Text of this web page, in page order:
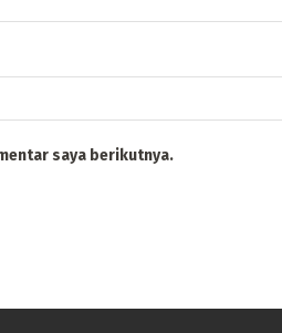
saya berikutnya.